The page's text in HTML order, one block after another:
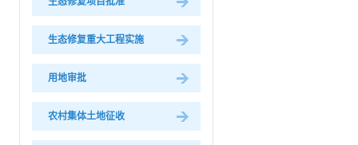
生态修复重大工程实施
用地审批
农村集体土地征收